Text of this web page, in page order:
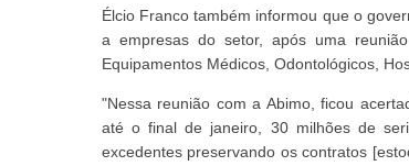
Élcio Franco também informou que o
a empresas do setor, após uma
Equipamentos Médicos, Odontológicos,
"Nessa reunião com a Abimo, ficou
até o final de janeiro, 30 milhões de
excedentes preservando os contratos